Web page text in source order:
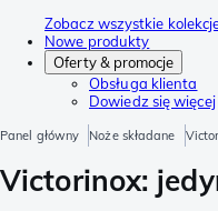
Zobacz wszystkie
Nowe produkty
Oferty & promocje
Obsługa klienta
Dowiedz się więcej
Panel główny Noże składane
Victorinox: